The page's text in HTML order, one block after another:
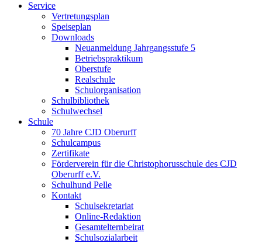
Service
Vertretungsplan
Speiseplan
Downloads
Neuanmeldung Jahrgangsstufe 5
Betriebspraktikum
Oberstufe
Realschule
Schulorganisation
Schulbibliothek
Schulwechsel
Schule
70 Jahre CJD Oberurff
Schulcampus
Zertifikate
Förderverein für die Christophorusschule des CJD
Oberurff e.V.
Schulhund Pelle
Kontakt
Schulsekretariat
Online-Redaktion
Gesamtelternbeirat
Schulsozialarbeit